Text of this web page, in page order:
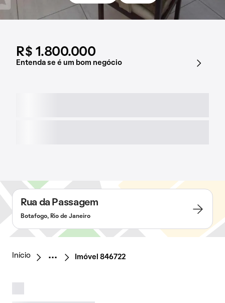
R$ 1.800.000
Entenda se é um bom negócio
Rua da Passagem
Botafogo, Rio de Janeiro
Início Imóvel 846722